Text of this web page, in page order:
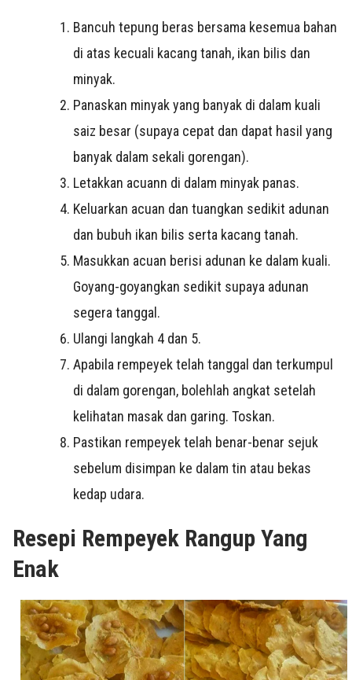
Bancuh tepung beras bersama kesemua bahan
di atas kecuali kacang tanah, ikan bilis dan
minyak.
Panaskan minyak yang banyak di dalam kuali
saiz besar (supaya cepat dan dapat hasil yang
banyak dalam sekali gorengan).
Letakkan acuann di dalam minyak panas.
Keluarkan acuan dan tuangkan sedikit adunan
dan bubuh ikan bilis serta kacang tanah.
Masukkan acuan berisi adunan ke dalam kuali.
Goyang-goyangkan sedikit supaya adunan
segera tanggal.
Ulangi langkah 4 dan 5.
Apabila rempeyek telah tanggal dan terkumpul
di dalam gorengan, bolehlah angkat setelah
kelihatan masak dan garing. Toskan.
Pastikan rempeyek telah benar-benar sejuk
sebelum disimpan ke dalam tin atau bekas
kedap udara.
Resepi Rempeyek Rangup Yang
Enak